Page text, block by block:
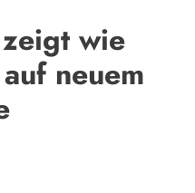
wie
neuem